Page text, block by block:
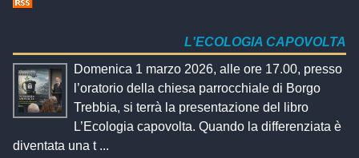
L'ECOLOGIA CAPOVOLTA
Domenica 1 marzo 2026, alle ore 17.00, presso
l’oratorio della chiesa parrocchiale di Borgo
Trebbia, si terrà la presentazione del libro
L’Ecologia capovolta. Quando la differenziata è
diventata una t ...